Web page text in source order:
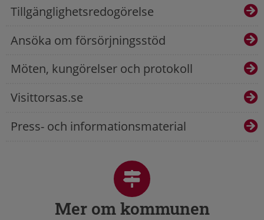
Tillgänglighetsredogörelse
Ansöka om försörjningsstöd
Möten, kungörelser och protokoll
Visittorsas.se
Press- och informationsmaterial
Mer om kommunen